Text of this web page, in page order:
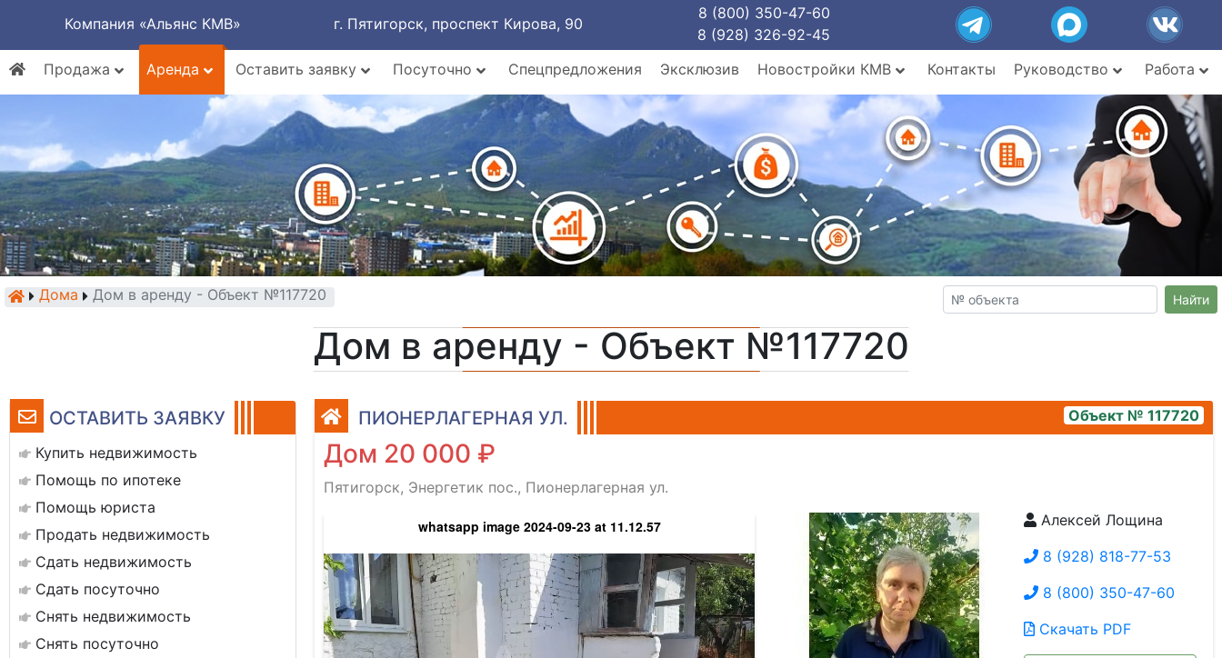
Компания «Альянс КМВ» г. Пятигорск, проспект Кирова, 90
8 (800) 350-47-60
8 (928) 326-92-45
Продажа
Аренда Оставить заявку Посуточно Спецпредложения Эксклюзив Новостройки КМВ Контакты Руководство Работа
Дома Дом в аренду - Объект №117720 Найти
Дом в аренду - Объект №117720
ОСТАВИТЬ ЗАЯВКУ
Купить недвижимость
Помощь по ипотеке
Помощь юриста
Продать недвижимость
Сдать недвижимость
Сдать посуточно
Снять недвижимость
Снять посуточно
ПИОНЕРЛАГЕРНАЯ УЛ. Объект № 117720
Дом 20 000 ₽
Пятигорск, Энергетик пос., Пионерлагерная ул.
whatsapp image 2024-09-23 at 11.12.57
image 2024-09-23 at 11.12.45 (1) whatsapp image 2024-09-23 at 11.12.42 (1)Алексей Лощина
8 (928) 818-77-53
8 (800) 350-47-60
Скачать PDF